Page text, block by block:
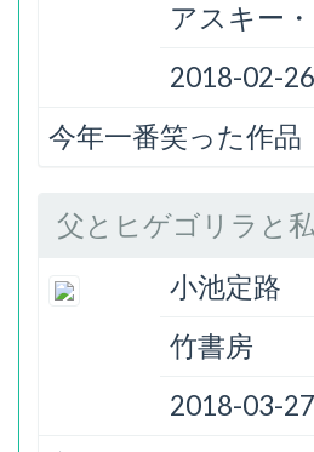
アスキー
2018-02-26
今年一番笑った作品
父とヒゲゴリラと
小池定路
竹書房
2018-03-27